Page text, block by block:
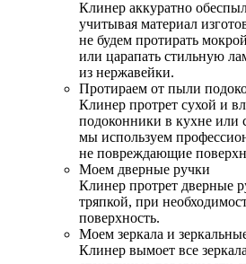
Клинер аккуратно
учитывая материал
не будем протирать
или царапать стильную
из нержавейки.
Протираем от пыли
Клинер протрет сухой и
подоконники в кухне или
мы используем
не повреждающие
Моем дверные ручки
Клинер протрет дверные
тряпкой, при
поверхность.
Моем зеркала и
Клинер вымоет все